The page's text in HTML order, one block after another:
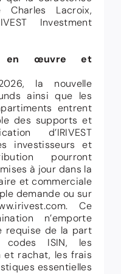
Lacroix,
Investment
en œuvre et
la nouvelle
ainsi que les
entrent
des supports et
d’IRIVEST
investisseurs et
pourront
à jour dans la
et commerciale
demande ou sur
Ce
n’emporte
requise de la part
codes ISIN, les
et rachat, les frais
essentielles